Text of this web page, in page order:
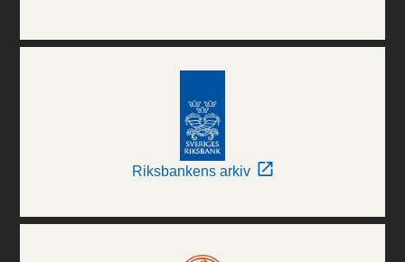
Riksbankens arkiv